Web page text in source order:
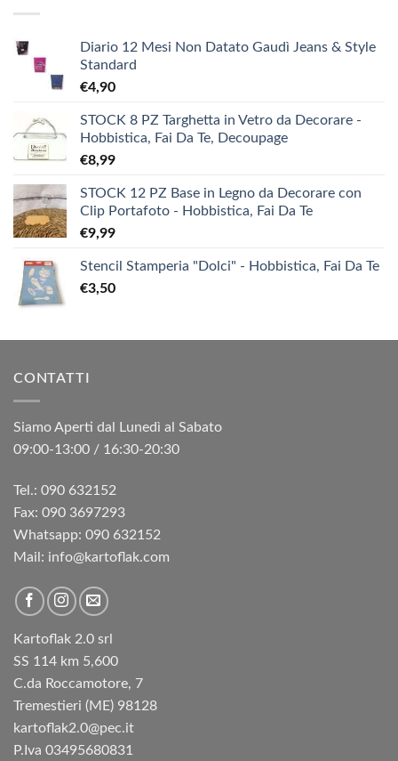
Diario 12 Mesi Non Datato Gaudì Jeans & Style
Standard
€4,90
STOCK 8 PZ Targhetta in Vetro da Decorare -
Hobbistica, Fai Da Te, Decoupage
€8,99
STOCK 12 PZ Base in Legno da Decorare con
Clip Portafoto - Hobbistica, Fai Da Te
€9,99
Stencil Stamperia "Dolci" - Hobbistica, Fai Da Te
€3,50
CONTATTI
Siamo Aperti dal Lunedì al Sabato
09:00-13:00 / 16:30-20:30
Tel.: 090 632152
Fax: 090 3697293‬
Whatsapp: 090 632152
Mail: info@kartoflak.com
Kartoflak 2.0 srl
SS 114 km 5,600
C.da Roccamotore, 7
Tremestieri (ME) 98128
kartoflak2.0@pec.it
P.Iva 03495680831